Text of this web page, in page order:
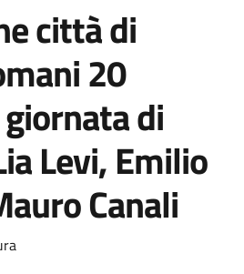
città di
20
di
Levi, Emilio
Canali